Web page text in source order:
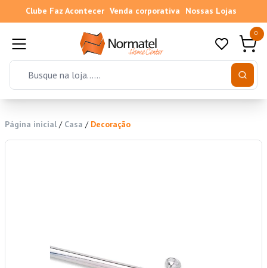
Clube Faz Acontecer Venda corporativa Nossas Lojas
0
Página inicial / Casa / Decoração